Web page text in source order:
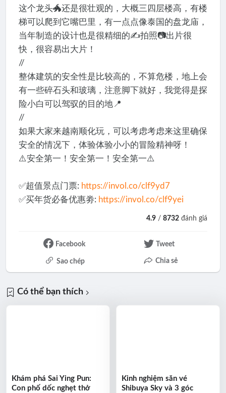
这个龙头🐲还是很壮观的，大概三四层楼高，有楼
梯可以爬到它嘴巴里，有一点点像泰国的盘龙庙，
当年制造的设计也是很精细的✍️拍照📷出片很
快，很容易出大片！
//
整体建筑的安全性是比较高的，不算危楼，地上会
有一些碎石头和玻璃，注意脚下就好，我觉得是探
险小白可以驾驭的目的地📍
//
如果大家来越南顺化玩，可以考虑考虑来这里确保
安全的情况下，体验体验小小的冒险精神呀！
⚠️安全第一！安全第一！安全第一⚠️
✅超值景点门票: https://invol.co/clf9yd7
✅买年货必备优惠劵: https://invol.co/clf9yei
4.9 /8732 đánh giá
Facebook Tweet
Sao chép Chia sẻ
Có thể bạn thích
Khám phá Sai Ying Pun:
Con phố dốc nghẹt thở
Kinh nghiệm săn vé
Shibuya Sky và 3 góc